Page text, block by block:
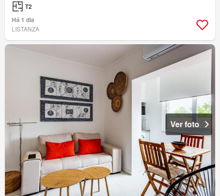
T2
Há 1 dia
LISTANZA
Ver foto